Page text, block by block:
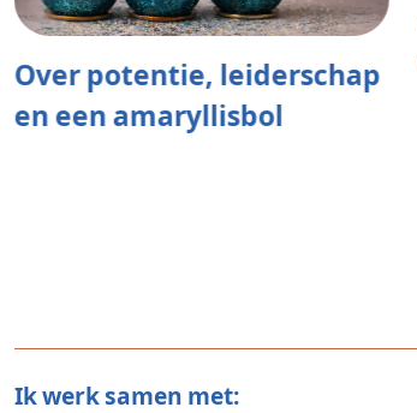
Over potentie, leiderschap
en een amaryllisbol
Ik werk samen met: